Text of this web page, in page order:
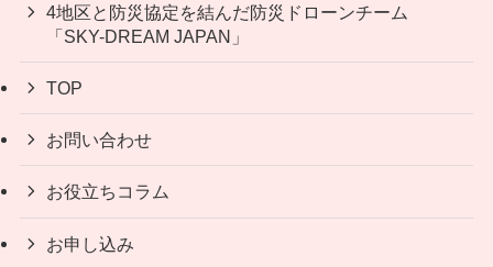
4地区と防災協定を結んだ防災ドローンチーム
「SKY-DREAM JAPAN」
TOP
お問い合わせ
お役立ちコラム
お申し込み